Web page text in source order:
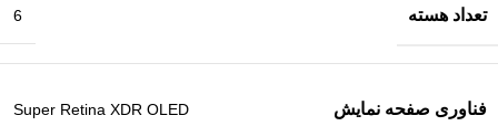
تعداد هسته 6
فناوری صفحه‌ نمایش Super Retina XDR OLED